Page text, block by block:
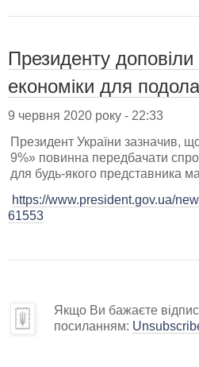
Президенту
економіки для
9 червня 2020 року - 22:33
Президент України зазначив,
9%» повинна передбачати
для будь-якого представника
https://www.president.gov.ua/
61553
Якщо Ви бажаєте
посиланням: